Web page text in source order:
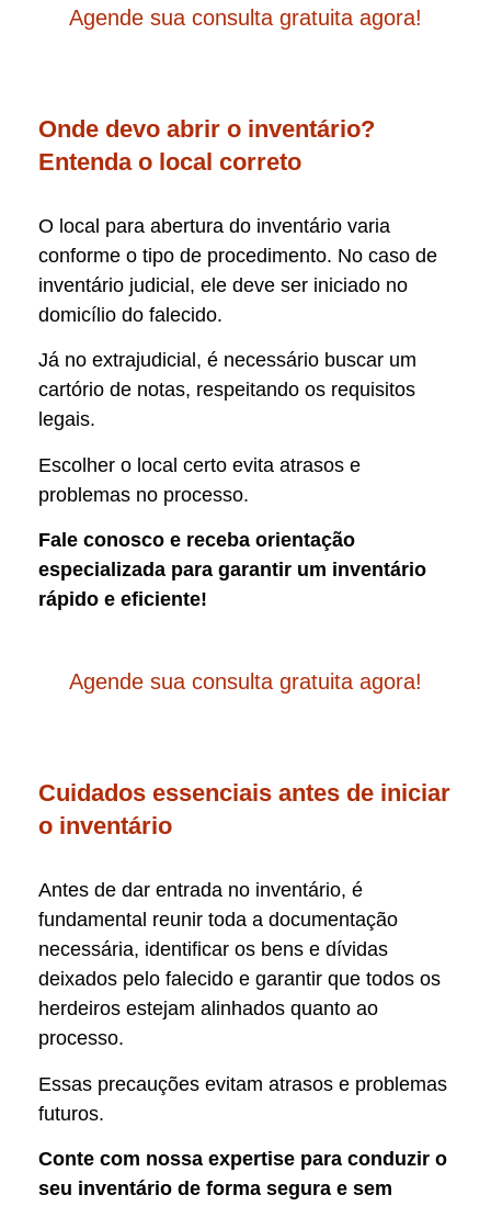
Agende sua consulta gratuita agora!
Onde devo abrir o inventário?
Entenda o local correto
O local para abertura do inventário varia
conforme o tipo de procedimento. No caso de
inventário judicial, ele deve ser iniciado no
domicílio do falecido.
Já no extrajudicial, é necessário buscar um
cartório de notas, respeitando os requisitos
legais.
Escolher o local certo evita atrasos e
problemas no processo.
Fale conosco e receba orientação
especializada para garantir um inventário
rápido e eficiente!
Agende sua consulta gratuita agora!
Cuidados essenciais antes de iniciar
o inventário
Antes de dar entrada no inventário, é
fundamental reunir toda a documentação
necessária, identificar os bens e dívidas
deixados pelo falecido e garantir que todos os
herdeiros estejam alinhados quanto ao
processo.
Essas precauções evitam atrasos e problemas
futuros.
Conte com nossa expertise para conduzir o
seu inventário de forma segura e sem